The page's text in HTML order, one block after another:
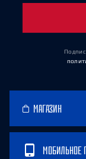
МАГАЗИН
МОБИЛЬНОЕ